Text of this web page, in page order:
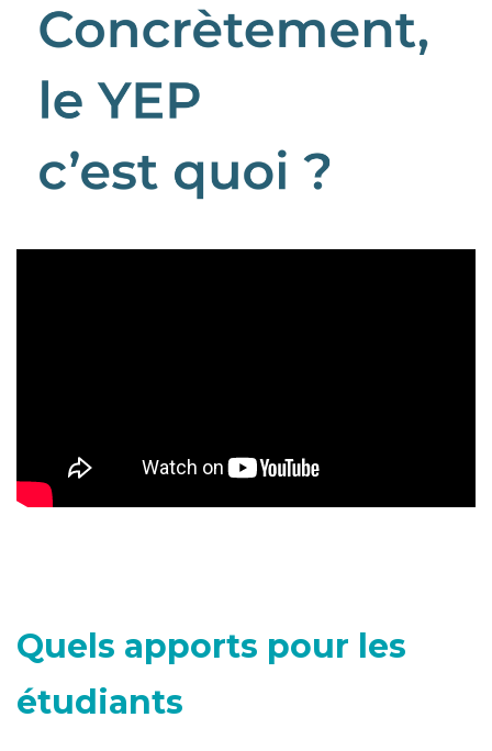
Quels apports pour les
étudiants